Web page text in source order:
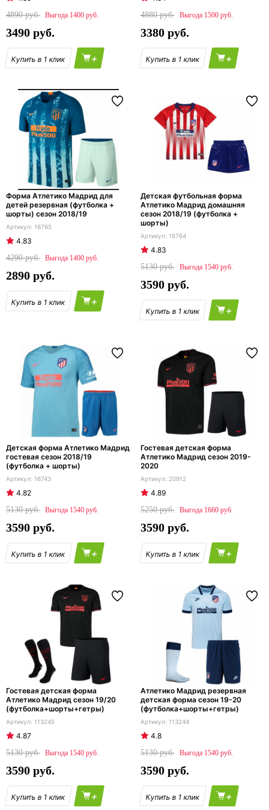
4890
1400
3490
+
4880
1500
3380
+
Форма Атлетико Мадрид для
детей резервная (футболка +
шорты) сезон 2018/19
16765
4.83
4290
1400
2890
+
Детская футбольная форма
Атлетико Мадрид домашняя
сезон 2018/19 (футболка +
шорты)
16764
4.83
5130
1540
3590
+
Детская форма Атлетико Мадрид
гостевая сезон 2018/19
(футболка + шорты)
16743
4.82
5130
1540
3590
+
Гостевая детская форма
Атлетико Мадрид сезон 2019-
2020
20912
4.89
5250
1660
3590
+
Гостевая детская форма
Атлетико Мадрид сезон 19/20
(футболка+шорты+гетры)
113245
4.87
5130
1540
3590
+
Атлетико Мадрид резервная
детская форма сезон 19-20
(футболка+шорты+гетры)
113244
4.8
5130
1540
3590
+